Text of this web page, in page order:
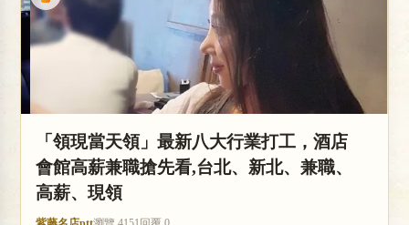
「領現當天領」最新八大行業打工，酒店
會館高薪兼職搶先看,台北、新北、兼職、
高薪、現領